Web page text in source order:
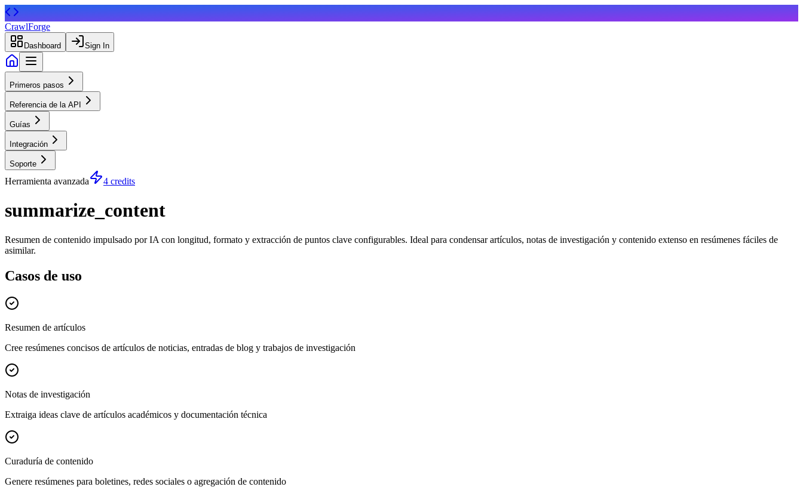
CrawlForge
Dashboard Sign In
Primeros pasos
Referencia de la API
Guías
Integración
Soporte
Herramienta avanzada 4 credits
summarize_content
Resumen de contenido impulsado por IA con longitud, formato y extracción de puntos clave configurables. Ideal para condensar artículos, notas de investigación y contenido extenso en resúmenes fáciles de
asimilar.
Casos de uso
Resumen de artículos
Cree resúmenes concisos de artículos de noticias, entradas de blog y trabajos de investigación
Notas de investigación
Extraiga ideas clave de artículos académicos y documentación técnica
Curaduría de contenido
Genere resúmenes para boletines, redes sociales o agregación de contenido